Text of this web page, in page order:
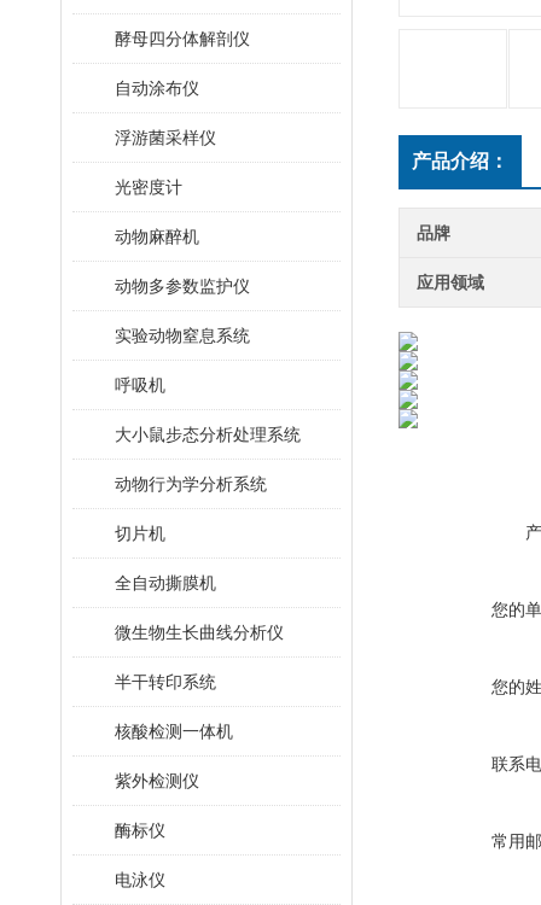
酵母四分体解剖仪
自动涂布仪
浮游菌采样仪
光密度计
动物麻醉机
动物多参数监护仪
实验动物窒息系统
呼吸机
大小鼠步态分析处理系统
动物行为学分析系统
切片机
全自动撕膜机
微生物生长曲线分析仪
半干转印系统
核酸检测一体机
紫外检测仪
酶标仪
电泳仪
产品介绍：
品牌
应用领域
您的
您的
联系
常用